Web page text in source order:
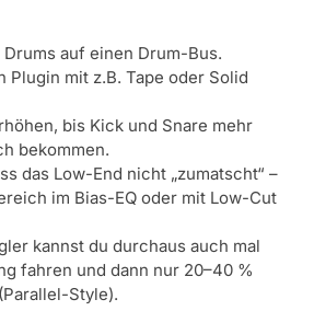
auf einen Drum-Bus.
Plugin mit z.B. Tape oder Solid
bis Kick und Snare mehr
bekommen.
das Low-End nicht „zumatscht“ –
im Bias-EQ oder mit Low-Cut
kannst du durchaus auch mal
fahren und dann nur 20–40 %
Style).